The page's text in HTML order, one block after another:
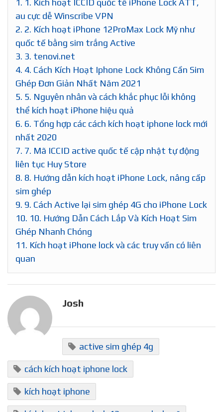
1. 1. Kích hoạt ICCID quốc tế iPhone Lock ATT,
au cực dễ Winscribe VPN
2. 2. Kích hoạt iPhone 12ProMax Lock Mỹ như
quốc tế bằng sim trắng Active
3. 3. tenovi.net
4. 4. Cách Kích Hoạt Iphone Lock Không Cần Sim
Ghép Đơn Giản Nhất Năm 2021
5. 5. Nguyên nhân và cách khắc phục lỗi không
thể kích hoạt iPhone hiệu quả
6. 6. Tổng hợp các cách kích hoạt iphone lock mới
nhất 2020
7. 7. Mã ICCID active quốc tế cập nhật tự động
liên tục Huy Store
8. 8. Hướng dẫn kích hoạt iPhone Lock, nâng cấp
sim ghép
9. 9. Cách Active lại sim ghép 4G cho iPhone Lock
10. 10. Hướng Dẫn Cách Lắp Và Kích Hoạt Sim
Ghép Nhanh Chóng
11. Kích hoạt iPhone lock và các truy vấn có liên
quan
Josh
active sim ghép 4g
cách kích hoạt iphone lock
kích hoạt iphone